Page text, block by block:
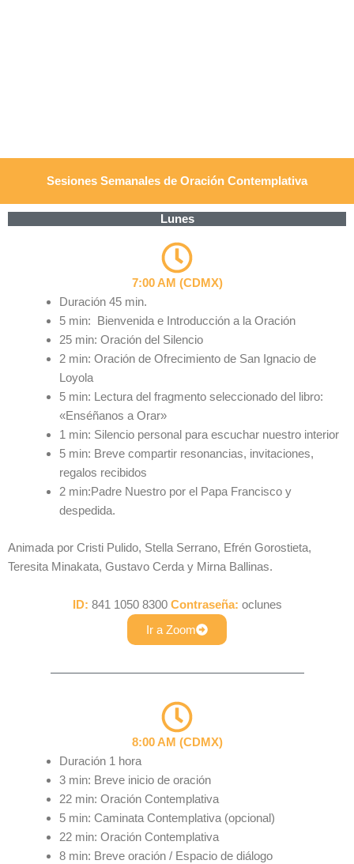
Sesiones Semanales de Oración Contemplativa
Lunes
7:00 AM (CDMX)
Duración 45 min.
5 min: Bienvenida e Introducción a la Oración
25 min: Oración del Silencio
2 min: Oración de Ofrecimiento de San Ignacio de
Loyola
5 min: Lectura del fragmento seleccionado del libro:
«Enséñanos a Orar»
1 min: Silencio personal para escuchar nuestro interior
5 min: Breve compartir resonancias, invitaciones,
regalos recibidos
2 min:Padre Nuestro por el Papa Francisco y
despedida.
Animada por Cristi Pulido, Stella Serrano, Efrén Gorostieta,
Teresita Minakata, Gustavo Cerda y Mirna Ballinas.
ID: 841 1050 8300 Contraseña: oclunes
Ir a Zoom
8:00 AM (CDMX)
Duración 1 hora
3 min: Breve inicio de oración
22 min: Oración Contemplativa
5 min: Caminata Contemplativa (opcional)
22 min: Oración Contemplativa
8 min: Breve oración / Espacio de diálogo